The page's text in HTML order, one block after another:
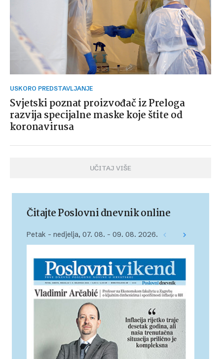
USKORO PREDSTAVLJANJE
Svjetski poznat proizvođač iz Preloga
razvija specijalne maske koje štite od
koronavirusa
UČITAJ VIŠE
Čitajte Poslovni dnevnik online
Petak – nedjelja, 07. 08. – 09. 08. 2026.